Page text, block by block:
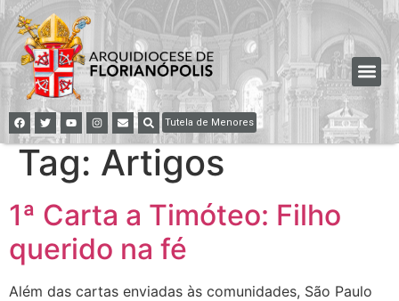
Tutela de Menores
Tag: Artigos
1ª Carta a Timóteo: Filho
querido na fé
Além das cartas enviadas às comunidades, São Paulo